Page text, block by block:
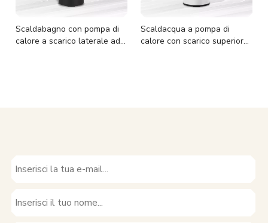
Scaldabagno con pompa di
calore a scarico laterale ad
Scaldacqua a pompa di
calore con scarico superiore